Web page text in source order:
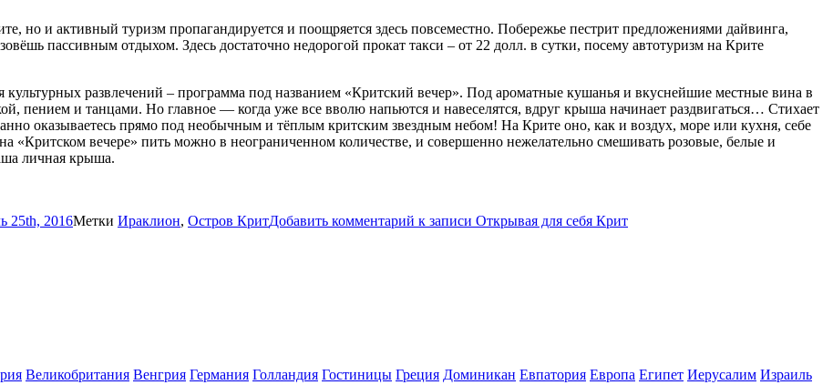
но и активный туризм пропагандируется и поощряется здесь повсеместно. Побережье пестрит предложениями дайвинга,
пассивным отдыхом. Здесь достаточно недорогой прокат такси – от 22 долл. в сутки, посему автотуризм на Крите
развлечений – программа под названием «Критский вечер». Под ароматные кушанья и вкуснейшие местные вина в
пением и танцами. Но главное — когда уже все вволю напьются и навеселятся, вдруг крыша начинает раздвигаться… Стихает
оказываетесь прямо под необычным и тёплым критским звездным небом! На Крите оно, как и воздух, море или кухня, себе
«Критском вечере» пить можно в неограниченном количестве, и совершенно нежелательно смешивать розовые, белые и
личная крыша.
25th, 2016Метки Ираклион, Остров КритДобавить комментарий к записи Открывая для себя Крит
Великобритания Венгрия Германия Голландия Гостиницы Греция Доминикан Евпатория Европа Египет Иерусалим Израиль